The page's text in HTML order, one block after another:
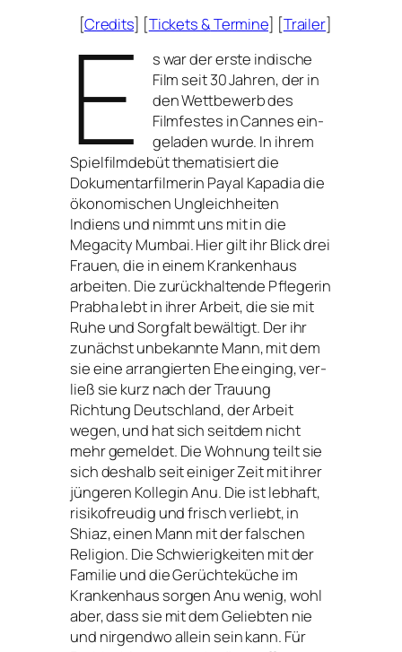
[Credits] [Tickets&Termine] [Trailer]
E
s war der ers­te indi­sche
Film seit 30 Jahren, der in
den Wettbewerb des
Filmfestes in Cannes ein­
ge­la­den wur­de. In ihrem
Spielfilmdebüt the­ma­ti­siert die
Dokumentarfilmerin Payal Kapadia die
öko­no­mi­schen Ungleichheiten
Indiens und nimmt uns mit in die
Megacity Mumbai. Hier gilt ihr Blick drei
Frauen, die in einem Krankenhaus
arbei­ten. Die zurück­hal­ten­de Pflegerin
Prabha lebt in ihrer Arbeit, die sie mit
Ruhe und Sorgfalt bewäl­tigt. Der ihr
zunächst unbe­kann­te Mann, mit dem
sie eine arran­gier­ten Ehe ein­ging, ver­
ließ sie kurz nach der Trauung
Richtung Deutschland, der Arbeit
wegen, und hat sich seit­dem nicht
mehr gemel­det. Die Wohnung teilt sie
sich des­halb seit eini­ger Zeit mit ihrer
jün­ge­ren Kollegin Anu. Die ist leb­haft,
risi­ko­freu­dig und frisch ver­liebt, in
Shiaz, einen Mann mit der fal­schen
Religion. Die Schwierigkeiten mit der
Familie und die Gerüchteküche im
Krankenhaus sor­gen Anu wenig, wohl
aber, dass sie mit dem Geliebten nie
und nir­gend­wo allein sein kann. Für